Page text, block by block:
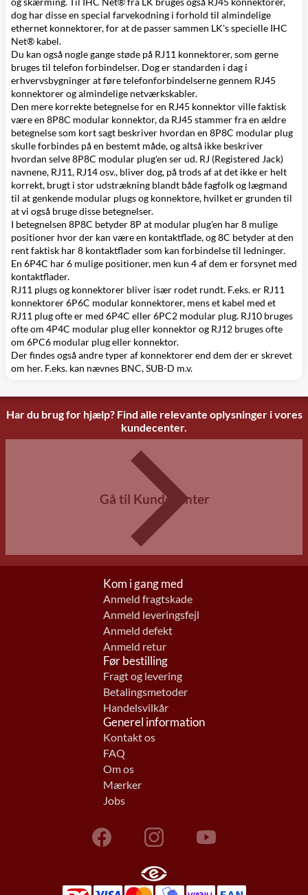
dog har disse en special farvekodning i forhold til almindelige
ethernet konnektorer, for at de passer sammen LK's specielle IHC
Net® kabel.
Du kan også nogle gange støde på RJ11 konnektorer, som gerne
bruges til telefon forbindelser. Dog er standarden i dag i
erhvervsbygninger at føre telefonforbindelserne gennem RJ45
konnektorer og almindelige netværkskabler.
Den mere korrekte betegnelse for en RJ45 konnektor ville faktisk
være en 8P8C modular konnektor, da RJ45 stammer fra en ældre
betegnelse som kort sagt beskriver hvordan en 8P8C modular plug
skulle forbindes på en bestemt måde, og altså ikke beskriver
hvordan selve 8P8C modular plug'en ser ud. RJ (Registered Jack)
navnene, RJ11, RJ14 osv., bliver dog, på trods af at det ikke er helt
korrekt, brugt i stor udstrækning blandt både fagfolk og lægmand
til at genkende modular plugs og konnektore, hvilket er grunden til
at vi også bruge disse betegnelser.
I betegnelsen 8P8C betyder 8P at modular plug'en har 8 mulige
positioner hvor der kan være en kontaktflade, og 8C betyder at den
rent faktisk har 8 kontaktflader som kan forbindelse til ledninger.
En 6P4C har 6 mulige positioner, men kun 4 af dem er forsynet med
kontaktflader.
RJ11 plugs og konnektorer bliver især rodet rundt. F.eks. er RJ11
konnektorer 6P6C modular konnektorer, mens et kabel med et
RJ11 plug ofte er med 6P4C eller 6PC2 modular plug. RJ10 bruges
ofte om 4P4C modular plug eller konnektor og RJ12 bruges ofte
om 6PC6 modular plug eller konnektor.
Der findes også andre typer af konnektorer end dem der er skrevet
om her. F.eks. kan nævnes BNC, SUB-D m.v.
Har du brug for hjælp? Find alle relevante oplysninger i vores
kundecenter.
Gå til Kundecenter
Kom i gang med
Anmeld fragtskade
Anmeld leveringsfejl
Anmeld defekt
Anmeld retur
Før bestilling
Fragt og levering
Betalingsmetoder
Handelsvilkår
Generel information
Kontakt os
FAQ
Om os
Mærker
Jobs